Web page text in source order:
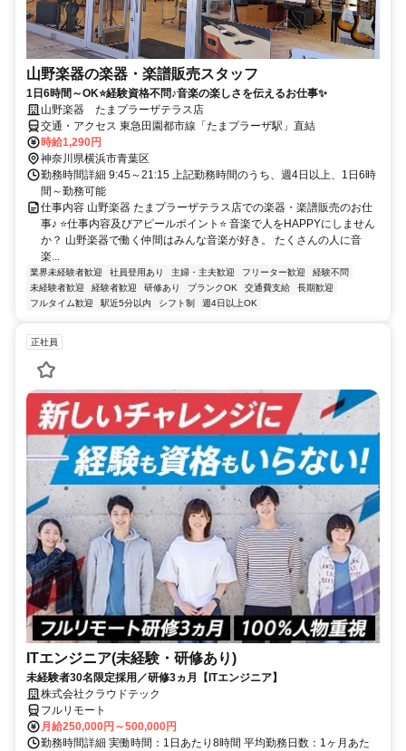
山野楽器の楽器・楽譜販売スタッフ
1日6時間～OK⭐経験資格不問♪音楽の楽しさを伝えるお仕事✨
山野楽器 たまプラーザテラス店
交通・アクセス 東急田園都市線「たまプラーザ駅」直結
時給1,290円
神奈川県横浜市青葉区
勤務時間詳細 9:45～21:15 上記勤務時間のうち、週4日以上、1日6時
間～勤務可能
仕事内容 山野楽器 たまプラーザテラス店での楽器・楽譜販売のお仕
事♪ ⭐仕事内容及びアピールポイント⭐ 音楽で人をHAPPYにしません
か？ 山野楽器で働く仲間はみんな音楽が好き。 たくさんの人に音
楽...
業界未経験者歓迎 社員登用あり 主婦・主夫歓迎 フリーター歓迎
経験不問
未経験者歓迎
経験者歓迎 研修あり ブランクOK 交通費支給
長期歓迎
フルタイム歓迎
駅近5分以内 シフト制 週4日以上OK
正社員
ITエンジニア(未経験・研修あり)
未経験者30名限定採用／研修3ヵ月【ITエンジニア】
株式会社クラウドテック
フルリモート
月給250,000円～500,000円
勤務時間詳細 実働時間：1日あたり8時間 平均勤務日数：1ヶ月あた